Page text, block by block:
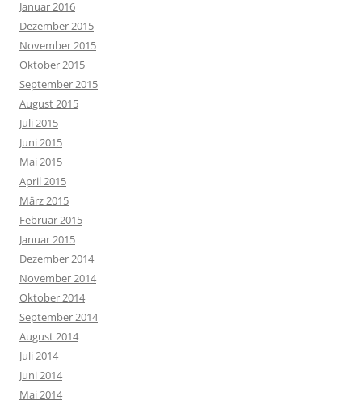
Januar 2016
Dezember 2015
November 2015
Oktober 2015
September 2015
August 2015
Juli 2015
Juni 2015
Mai 2015
April 2015
März 2015
Februar 2015
Januar 2015
Dezember 2014
November 2014
Oktober 2014
September 2014
August 2014
Juli 2014
Juni 2014
Mai 2014